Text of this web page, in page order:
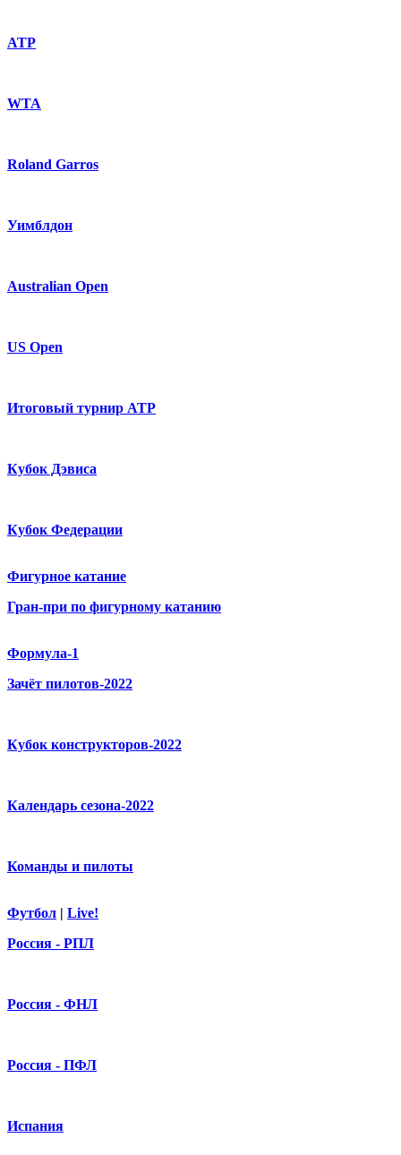
ATP
WTA
Roland Garros
Уимблдон
Australian Open
US Open
Итоговый турнир ATP
Кубок Дэвиса
Кубок Федерации
Фигурное катание
Гран-при по фигурному катанию
Формула-1
Зачёт пилотов-2022
Кубок конструкторов-2022
Календарь сезона-2022
Команды и пилоты
Футбол | Live!
Россия - РПЛ
Россия - ФНЛ
Россия - ПФЛ
Испания